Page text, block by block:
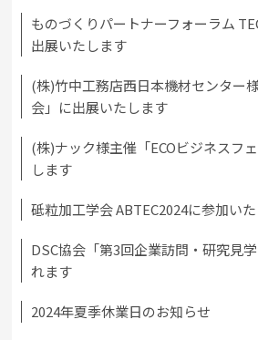
ものづくりパートナーフォーラム
出展いたします
(株)竹中工務店西日本機材センター
会」に出展いたします
(株)ナック様主催「ECOビジネスフ
します
砥粒加工学会 ABTEC2024に参加い
DSC協会「第3回企業訪問・研究見
れます
2024年夏季休業日のお知らせ